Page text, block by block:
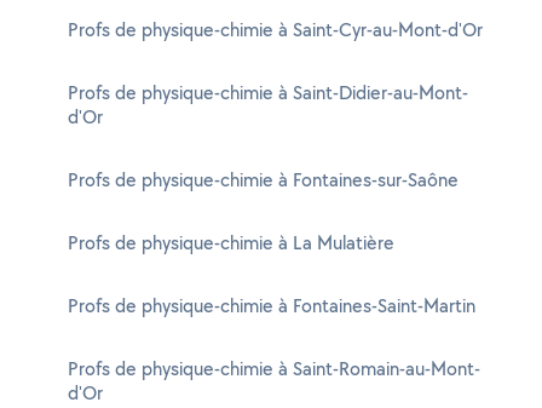
Profs de physique-chimie à Saint-Cyr-au-Mont-d'Or
Profs de physique-chimie à Saint-Didier-au-Mont-
d'Or
Profs de physique-chimie à Fontaines-sur-Saône
Profs de physique-chimie à La Mulatière
Profs de physique-chimie à Fontaines-Saint-Martin
Profs de physique-chimie à Saint-Romain-au-Mont-
d'Or